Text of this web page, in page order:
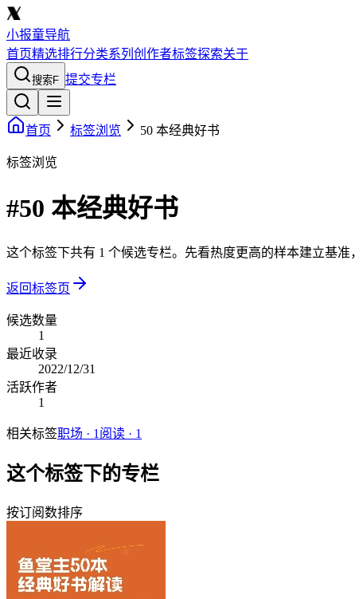
小报童导航
首页精选排行分类系列 创作者标签探索关于
搜索F 提交专栏
首页 标签浏览 50 本经典好书
标签浏览
#50 本经典好书
这个标签下共有 1 个候选专栏。先看热度更高的样本建立基准
返回标签页
候选数量
1
最近收录
2022/12/31
活跃作者
1
相关标签职场 · 1 阅读 · 1
这个标签下的专栏
按订阅数排序